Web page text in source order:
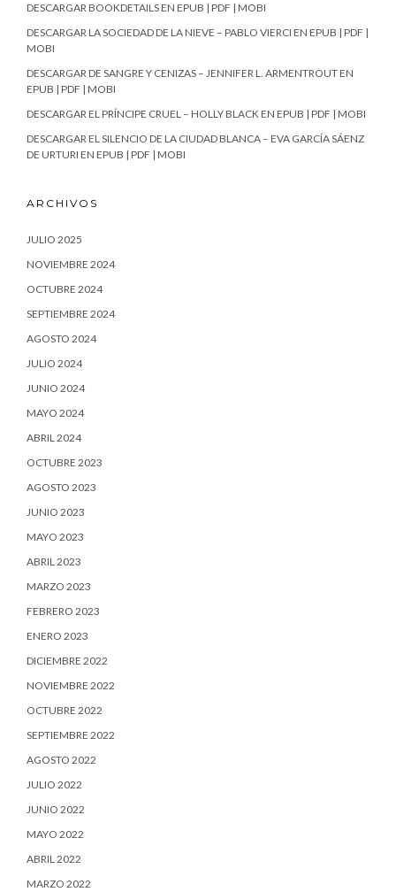
DESCARGAR BOOKDETAILS EN EPUB | PDF | MOBI
DESCARGAR LA SOCIEDAD DE LA NIEVE – PABLO VIERCI EN EPUB | PDF |
MOBI
DESCARGAR DE SANGRE Y CENIZAS – JENNIFER L. ARMENTROUT EN
EPUB | PDF | MOBI
DESCARGAR EL PRÍNCIPE CRUEL – HOLLY BLACK EN EPUB | PDF | MOBI
DESCARGAR EL SILENCIO DE LA CIUDAD BLANCA – EVA GARCÍA SÁENZ
DE URTURI EN EPUB | PDF | MOBI
ARCHIVOS
JULIO 2025
NOVIEMBRE 2024
OCTUBRE 2024
SEPTIEMBRE 2024
AGOSTO 2024
JULIO 2024
JUNIO 2024
MAYO 2024
ABRIL 2024
OCTUBRE 2023
AGOSTO 2023
JUNIO 2023
MAYO 2023
ABRIL 2023
MARZO 2023
FEBRERO 2023
ENERO 2023
DICIEMBRE 2022
NOVIEMBRE 2022
OCTUBRE 2022
SEPTIEMBRE 2022
AGOSTO 2022
JULIO 2022
JUNIO 2022
MAYO 2022
ABRIL 2022
MARZO 2022